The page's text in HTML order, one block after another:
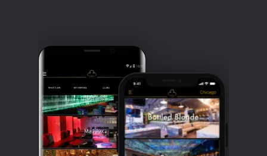
Comptes
sociaux
Clubbable: